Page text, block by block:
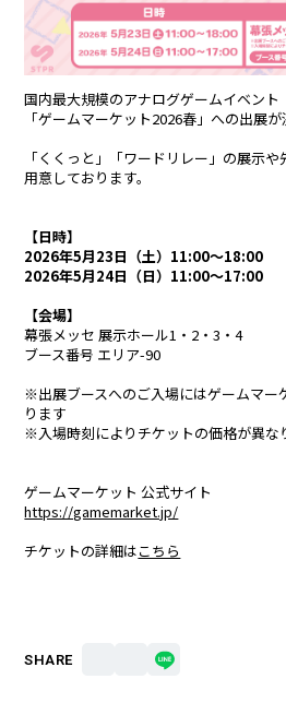
国内最大規模のアナログゲームイベント
「ゲームマーケット2026春」への出展が
「くくっと」「ワードリレー」の展示
用意しております。
【日時】
2026年5月23日（土）11:00～18:00
2026年5月24日（日）11:00～17:00
【会場】
幕張メッセ 展示ホール1・2・3・4
ブース番号 エリア-90
※出展ブースへのご入場にはゲームマー
ります
※入場時刻によりチケットの価格が異な
ゲームマーケット 公式サイト
https://gamemarket.jp/
チケットの詳細はこちら
SHARE